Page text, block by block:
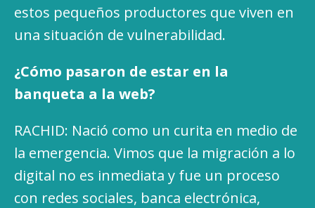
estos pequeños productores que viven en
una situación de vulnerabilidad.
¿Cómo pasaron de estar en la
banqueta a la web?
RACHID: Nació como un curita en medio de
la emergencia. Vimos que la migración a lo
digital no es inmediata y fue un proceso
con redes sociales, banca electrónica,